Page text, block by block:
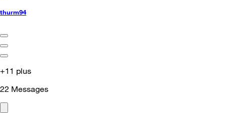
thurm94
+11 plus
22 Messages